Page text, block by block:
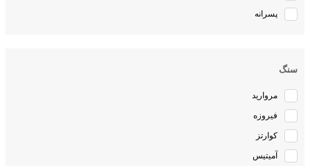
پسرانه
سنگ
مروارید
فیروزه
کوارتز
آمیتیس